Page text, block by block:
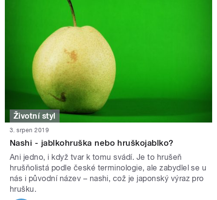
Životní styl
3. srpen 2019
Nashi - jablkohruška nebo hruškojablko?
Ani jedno, i když tvar k tomu svádí. Je to hrušeň
hrušňolistá podle české terminologie, ale zabydlel se u
nás i původní název – nashi, což je japonský výraz pro
hrušku.